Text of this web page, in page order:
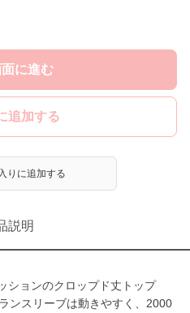
に進む
追加する
りに追加する
説明
ションのクロップド丈トップ
ンスリーブは動きやすく、2000